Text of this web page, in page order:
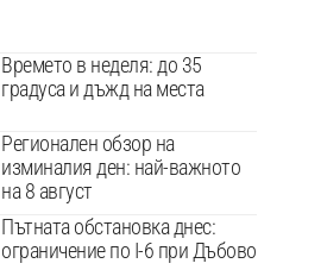
Времето в неделя: до 35
градуса и дъжд на места
Регионален обзор на
изминалия ден: най-важното
на 8 август
Пътната обстановка днес:
ограничение по I-6 при Дъбово